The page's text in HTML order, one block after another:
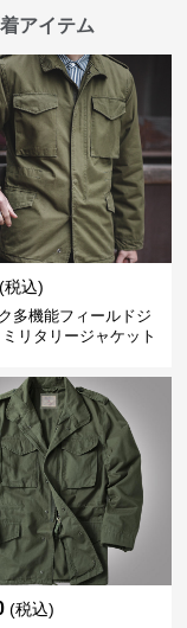
アイテム
(税込)
多機能フィールドジ
リタリージャケット
(税込)